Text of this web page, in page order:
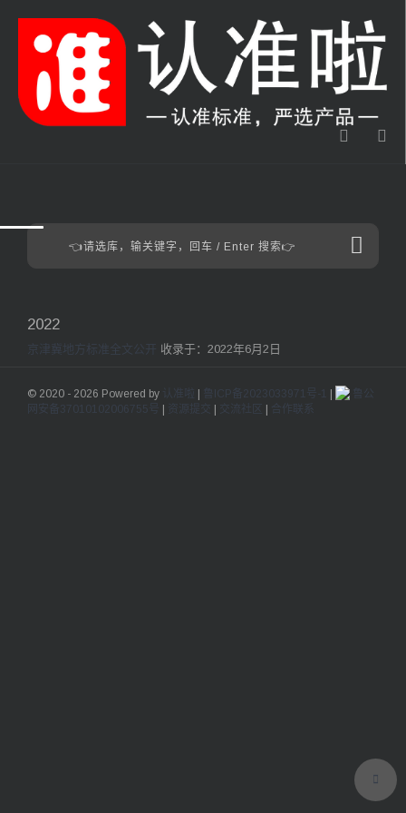
2022
京津冀地方标准全文公开 收录于：2022年6月2日
© 2020 - 2026 Powered by | 鲁ICP备2023033971号-1 |
鲁公
网安备37010102006755号
| 资源提交 | 交流社区 | 合作联系